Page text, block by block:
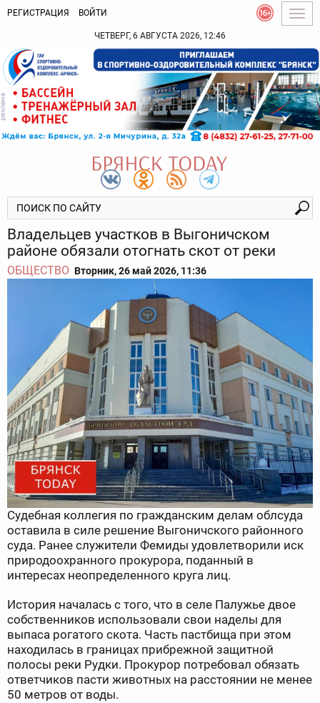
РЕГИСТРАЦИЯ ВОЙТИ
ЧЕТВЕРГ, 6 АВГУСТА 2026, 12:46
Владельцев участков в Выгоничском
районе обязали отогнать скот от реки
ОБЩЕСТВО Вторник, 26 май 2026, 11:36
Судебная коллегия по гражданским делам облсуда
оставила в силе решение Выгоничского районного
суда. Ранее служители Фемиды удовлетворили иск
природоохранного прокурора, поданный в
интересах неопределенного круга лиц.
История началась с того, что в селе Палужье двое
собственников использовали свои наделы для
выпаса рогатого скота. Часть пастбища при этом
находилась в границах прибрежной защитной
полосы реки Рудки. Прокурор потребовал обязать
ответчиков пасти животных на расстоянии не менее
50 метров от воды.